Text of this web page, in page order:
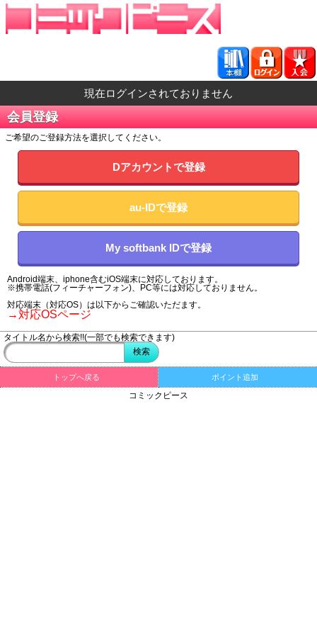
現在ログインされておりません
会員登録
ご希望のご登録方法を選択してください。
Dアカウントで登録
au-IDで登録
My softbank IDで登録
Android端末、iphone含むiOS端末に対応しております。
※携帯電話(フィーチャーフォン)、PC等には対応しておりません。
対応端末（対応OS）は以下からご確認いただます。
→対応OSページ
タイトル名から検索!!(一部でも検索できます)
トップへ戻る ポイント追加
コミックピース